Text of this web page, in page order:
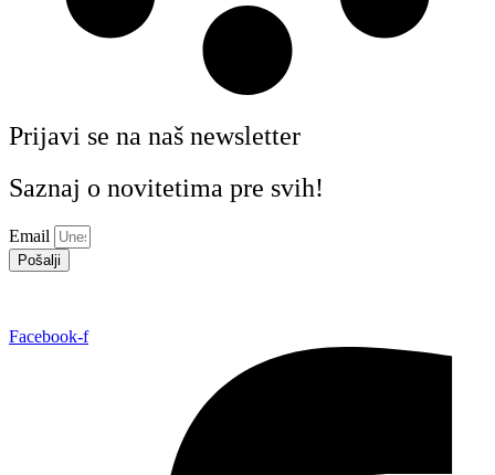
Prijavi se na naš newsletter
Saznaj o novitetima pre svih!
Email
Pošalji
Facebook-f